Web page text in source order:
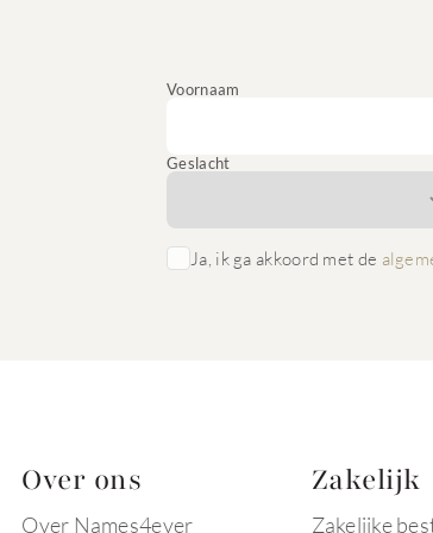
Voornaam
Geslacht
Ja, ik ga akkoord met de
Over ons
Over Names4ever
Zakelijk
Zakelijke